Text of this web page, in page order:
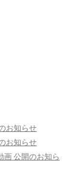
お知らせ
お知らせ
画 公開のお知ら